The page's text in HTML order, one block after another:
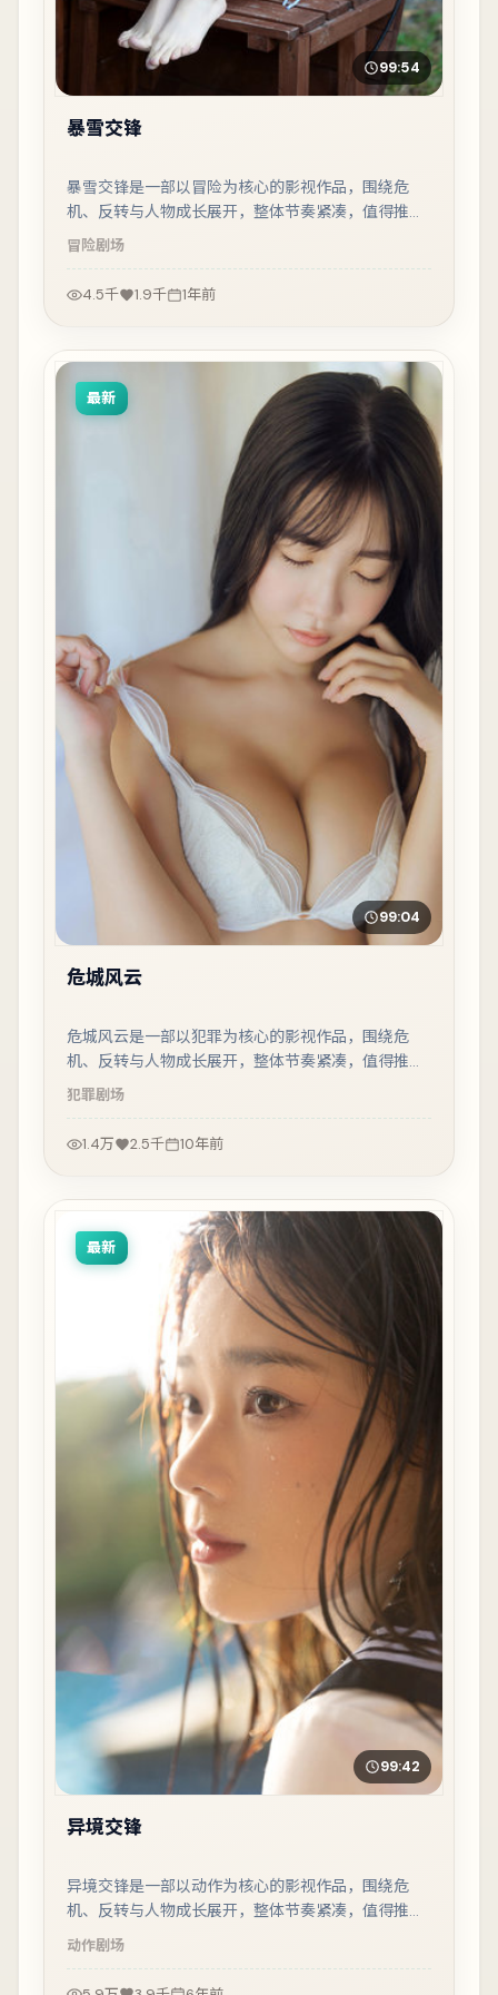
99:54
暴雪交锋
暴雪交锋是一部以冒险为核心的影视作品，围绕危
机、反转与人物成长展开，整体节奏紧凑，值得推荐
观看。
冒险剧场
4.5千 1.9千 1年前
最新
99:04
危城风云
危城风云是一部以犯罪为核心的影视作品，围绕危
机、反转与人物成长展开，整体节奏紧凑，值得推荐
观看。
犯罪剧场
1.4万 2.5千 10年前
最新
99:42
异境交锋
异境交锋是一部以动作为核心的影视作品，围绕危
机、反转与人物成长展开，整体节奏紧凑，值得推荐
观看。
动作剧场